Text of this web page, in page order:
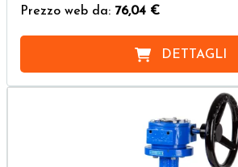
Prezzo web da: 76,04 €
DETTAGLI